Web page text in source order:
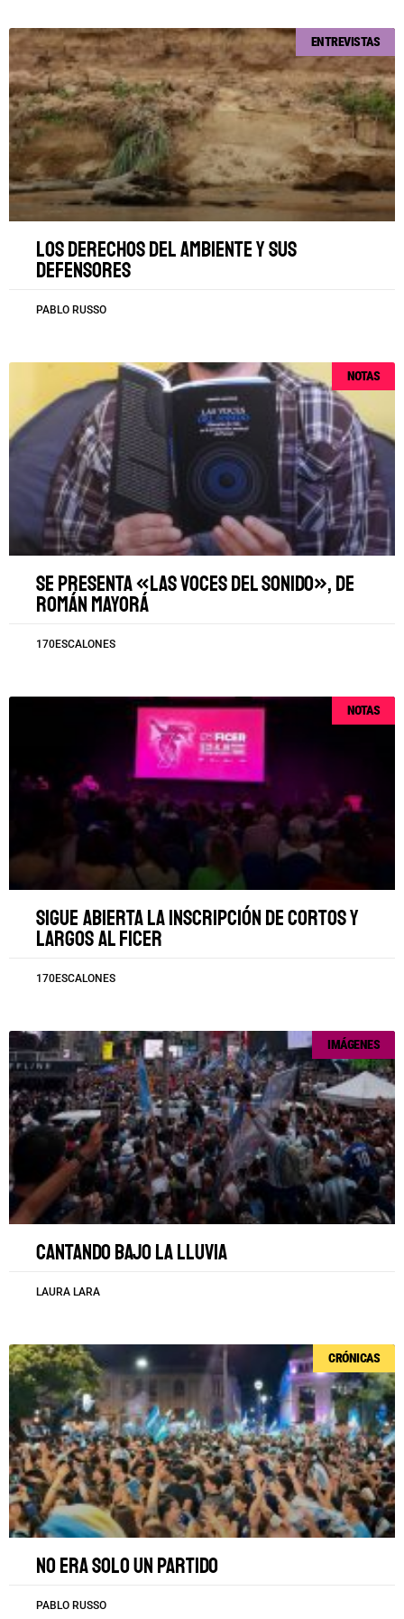
ENTREVISTAS
Los derechos del ambiente y sus
defensores
PABLO RUSSO
NOTAS
Se presenta «Las voces del sonido», de
Román Mayorá
170ESCALONES
NOTAS
Sigue abierta la inscripción de cortos y
largos al FICER
170ESCALONES
IMÁGENES
Cantando bajo la lluvia
LAURA LARA
CRÓNICAS
No era solo un partido
PABLO RUSSO